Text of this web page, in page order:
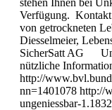
stehen Ihnen bei
Verfügung.
von getrockneten
Diesselmeier,
SicherSatt AG
nützliche
http://
nn=1401078 http://
ungeniessbar-